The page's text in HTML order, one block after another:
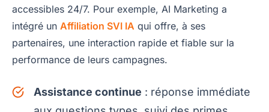
accessibles 24/7. Pour exemple, AI Marketing a
intégré un Affiliation SVI IA qui offre, à ses
partenaires, une interaction rapide et fiable sur la
performance de leurs campagnes.
Assistance continue : réponse immédiate